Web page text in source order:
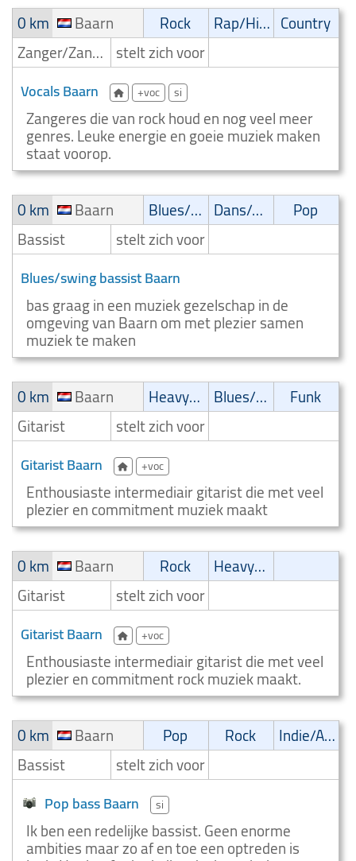
0 km
Baarn Rock Rap/Hip-Hop/RnB Country
Zanger/Zangeres stelt zich voor
Vocals Baarn +voc si
Zangeres die van rock houd en nog veel meer
genres. Leuke energie en goeie muziek maken
staat voorop.
0 km
Baarn Blues/Swing Dans/Amusementsmuziek
Pop
Bassist
stelt zich voor
Blues/swing bassist Baarn
bas graag in een muziek gezelschap in de
omgeving van Baarn om met plezier samen
muziek te maken
0 km
Baarn Heavy-metal Blues/Swing
Funk
Gitarist
stelt zich voor
Gitarist Baarn +voc
Enthousiaste intermediair gitarist die met veel
plezier en commitment muziek maakt
0 km
Baarn Rock
Heavy-metal
Gitarist
stelt zich voor
Gitarist Baarn +voc
Enthousiaste intermediair gitarist die met veel
plezier en commitment rock muziek maakt.
0 km
Baarn Pop Rock
Indie/Alternative
Bassist
stelt zich voor
Pop bass Baarn si
Ik ben een redelijke bassist. Geen enorme
ambities maar zo af en toe een optreden is